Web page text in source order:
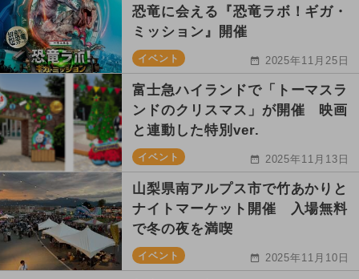
恐竜に会える『恐竜ラボ！ギガ・
ミッション』開催
イベント 2025年11月25日
富士急ハイランドで「トーマスラ
ンドのクリスマス」が開催 映画
と連動した特別ver.
イベント 2025年11月13日
山梨県南アルプス市で竹あかりと
ナイトマーケット開催 入場無料
で冬の夜を満喫
イベント 2025年11月10日